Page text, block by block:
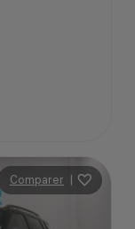
Comparer |